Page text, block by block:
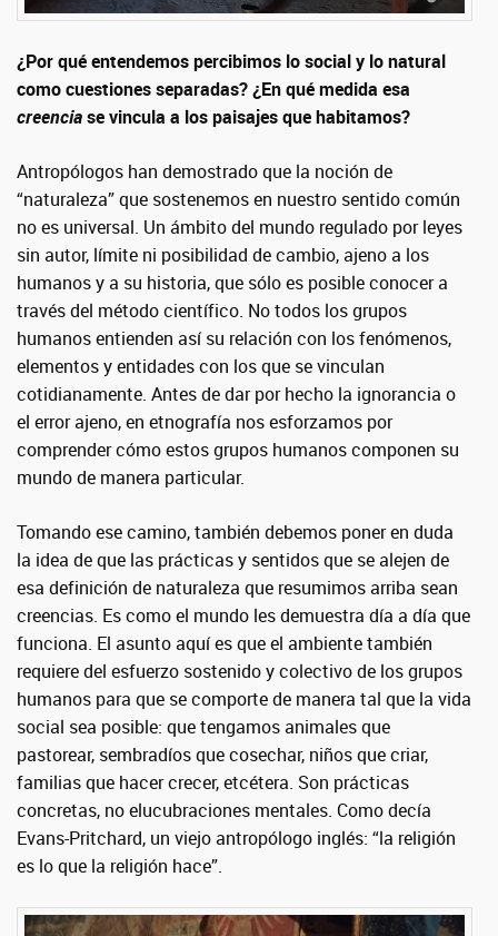
¿Por qué entendemos percibimos lo social y lo natural
como cuestiones separadas? ¿En qué medida esa
creenciase vincula a los paisajes que habitamos?
Antropólogos han demostrado que la noción de
“naturaleza” que sostenemos en nuestro sentido común
no es universal. Un ámbito del mundo regulado por leyes
sin autor, límite ni posibilidad de cambio, ajeno a los
humanos y a su historia, que sólo es posible conocer a
través del método científico. No todos los grupos
humanos entienden así su relación con los fenómenos,
elementos y entidades con los que se vinculan
cotidianamente. Antes de dar por hecho la ignorancia o
el error ajeno, en etnografía nos esforzamos por
comprender cómo estos grupos humanos componen su
mundo de manera particular.
Tomando ese camino, también debemos poner en duda
la idea de que las prácticas y sentidos que se alejen de
esa definición de naturaleza que resumimos arriba sean
creencias. Es como el mundo les demuestra día a día que
funciona. El asunto aquí es que el ambiente también
requiere del esfuerzo sostenido y colectivo de los grupos
humanos para que se comporte de manera tal que la vida
social sea posible: que tengamos animales que
pastorear, sembradíos que cosechar, niños que criar,
familias que hacer crecer, etcétera. Son prácticas
concretas, no elucubraciones mentales. Como decía
Evans-Pritchard, un viejo antropólogo inglés: “la religión
es lo que la religión hace”.